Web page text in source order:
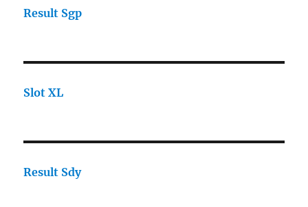
Result Sgp
Slot XL
Result Sdy